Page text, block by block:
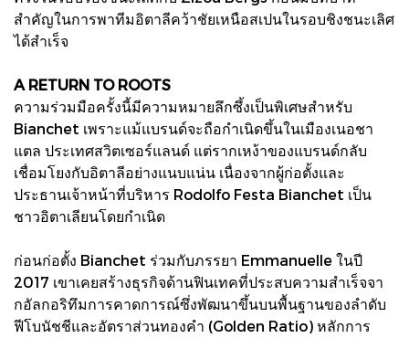
สำคัญในการพาทีมอิตาลีคว้าชัยเหนือสเปนในรอบชิงชนะเลิศ
ได้สำเร็จ
A RETURN TO ROOTS
ความร่วมมือครั้งนี้มีความหมายลึกซึ้งเป็นพิเศษสำหรับ
Bianchet เพราะแม้แบรนด์จะถือกำเนิดขึ้นในเมืองเนอชา
แตล ประเทศสวิตเซอร์แลนด์ แต่รากเหง้าของแบรนด์กลับ
เชื่อมโยงกับอิตาลีอย่างแนบแน่น เนื่องจากผู้ก่อตั้งและ
ประธานเจ้าหน้าที่บริหาร Rodolfo Festa Bianchet เป็น
ชาวอิตาเลียนโดยกำเนิด
ก่อนก่อตั้ง Bianchet ร่วมกับภรรยา Emmanuelle ในปี
2017 เขาเคยสร้างธุรกิจด้านฟินเทคที่ประสบความสำเร็จจา
กอัลกอริทึมการคาดการณ์ซึ่งพัฒนาขึ้นบนพื้นฐานของลำดับ
ฟีโบนัชชีและอัตราส่วนทองคำ (Golden Ratio) หลักการ